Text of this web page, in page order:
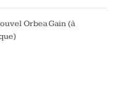
Orbea Gain (à